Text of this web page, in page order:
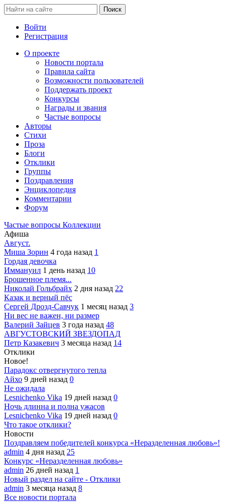
Войти
Регистрация
О проекте
Новости портала
Правила сайта
Возможности пользователей
Поддержать проект
Конкурсы
Награды и звания
Частые вопросы
Авторы
Стихи
Проза
Блоги
Отклики
Группы
Поздравления
Энциклопедия
Комментарии
Форум
Частые вопросы Коллекции
Афиша
Август.
Миша Зорин 4 года назад 1
Гордая девочка
Иммануил 1 день назад 10
Брошенное племя...
Николай Гольбрайх 2 дня назад 22
Казак и верный пёс
Сергей Дрозд-Савчук 1 месяц назад 3
Ни вес не важен, ни размер
Валерий Зайцев 3 года назад 48
АВГУСТОВСКИЙ ЗВЕЗДОПАД
Петр Казакевич 3 месяца назад 14
Отклики
Новое!
Парадокс отвергнутого тепла
Айхо 9 дней назад 0
Не ожидала
Lesnichenko Vika 19 дней назад 0
Ночь длинна и полна ужасов
Lesnichenko Vika 19 дней назад 0
Что такое отклики?
Новости
Поздравляем победителей конкурса «Неразделенная любовь»!
admin 4 дня назад 25
Конкурс «Неразделенная любовь»
admin 26 дней назад 1
Новый раздел на сайте - Отклики
admin 3 месяца назад 8
Все новости портала